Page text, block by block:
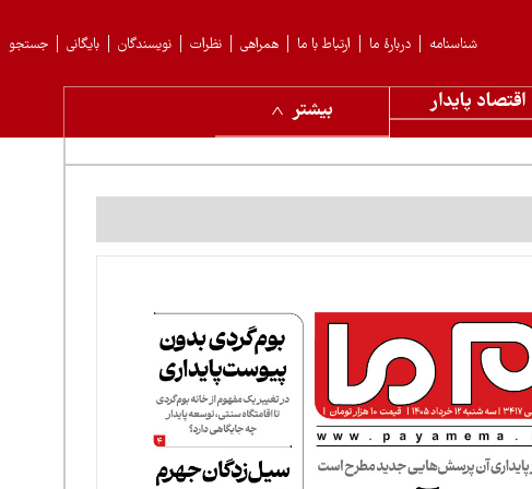
جستجو بایگانی نویسندگان نظرات همراهی ارتباط با ما دربارهٔ ما شناسنامه
اقتصاد پایدار بیشتر